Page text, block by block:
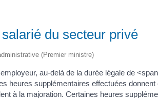
du secteur privé
(Premier ministre)
au-delà de la durée légale de
heures supplémentaires effectuées
à la majoration. Certaines heures